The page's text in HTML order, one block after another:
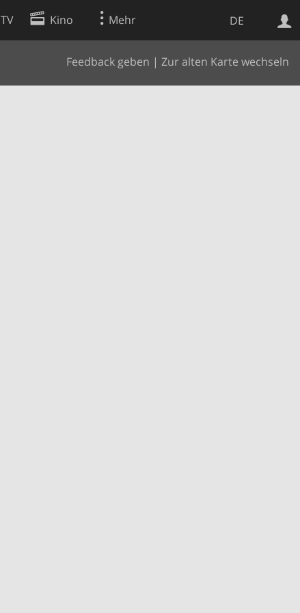
DE
TV Kino Mehr
Feedback geben | Zur alten Karte wechseln
Websuche